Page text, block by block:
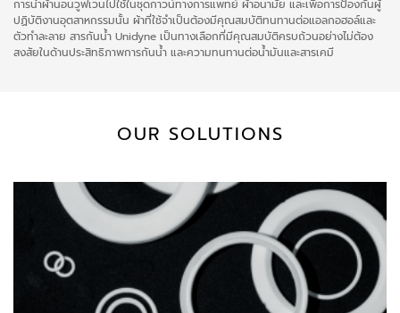
การนำผ้านอนวูฟเวนไปใช้ในชุดกาวน์ทางการแพทย์ ผ้าอนามัย และเพื่อการป้องกันผู้
ปฏิบัติงานอุตสาหกรรมนั้น ผ้าที่ใช้จำเป็นต้องมีคุณสมบัติทนทานต่อแอลกอฮอล์และ
ตัวทำละลาย สารกันน้ำ Unidyne เป็นทางเลือกที่มีคุณสมบัติครบถ้วนอย่างไม่ต้อง
สงสัยในด้านประสิทธิภาพการกันน้ำ และความทนทานต่อน้ำมันและสารเคมี
OUR SOLUTIONS